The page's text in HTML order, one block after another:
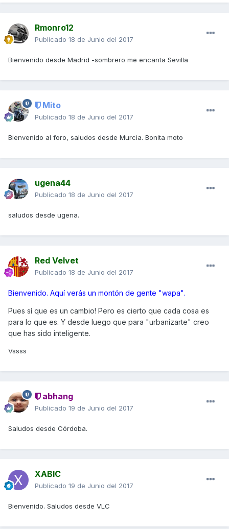
Rmonro12
Publicado 18 de Junio del 2017
Bienvenido desde Madrid -sombrero me encanta Sevilla
Mito
Publicado 18 de Junio del 2017
Bienvenido al foro, saludos desde Murcia. Bonita moto
ugena44
Publicado 18 de Junio del 2017
saludos desde ugena.
Red Velvet
Publicado 18 de Junio del 2017
Bienvenido. Aquí verás un montón de gente "wapa".
Pues sí que es un cambio! Pero es cierto que cada cosa es
para lo que es. Y desde luego que para "urbanizarte" creo
que has sido inteligente.
Vssss
abhang
Publicado 19 de Junio del 2017
Saludos desde Córdoba.
XABIC
Publicado 19 de Junio del 2017
Bienvenido. Saludos desde VLC